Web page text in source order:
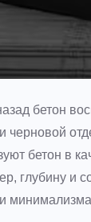
бетон
бетон в
глубину